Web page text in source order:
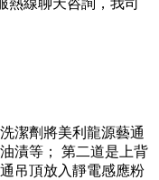
熱線聊天咨詢，我司
潔劑將美利龍源藝通
漬等； 第二道是上背
吊頂放入靜電感應粉